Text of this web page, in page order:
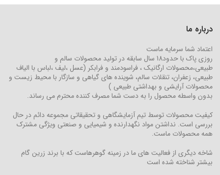
درباره ما
اعتماد شما سرمایه ماست
روزی پاک با حدود18 سال سابقه در تولید محصولات سالم و
طبیعی،محصولات ارگانیک ، فراسودمند و فرابکر (عسل ،لیف ،لباس با الیاف
طبیعی، زعفران، تنقلات سالم، شوینده های گیاهی و سازگار با محیط زیست و
محصولات آرایشی و بهداشتی طبیعی )
بدون واسطه محصول را به دست شما مصرف کننده محترم می رساند.
کیفیت محصولات توسط تیم آزمایشگاهی و تحقیقاتی مجموعه دائم در حال
بررسی است. نداشتن مواد نگهدارنده و شیمیایی و صنعتی ویژگی مشترک
همه محصولات ماست.
شاخه دیگری از فعالیت های ما در زمینه گوهرهاست که با برند زرین گام
بیشتر شناخته شده است